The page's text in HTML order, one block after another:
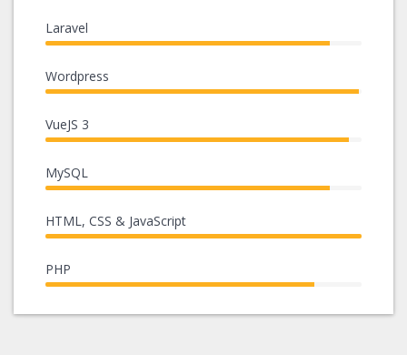
Laravel
99%
Wordpress
40%
VueJS 3
40%
MySQL
40%
HTML, CSS & JavaScript
40%
PHP
90%